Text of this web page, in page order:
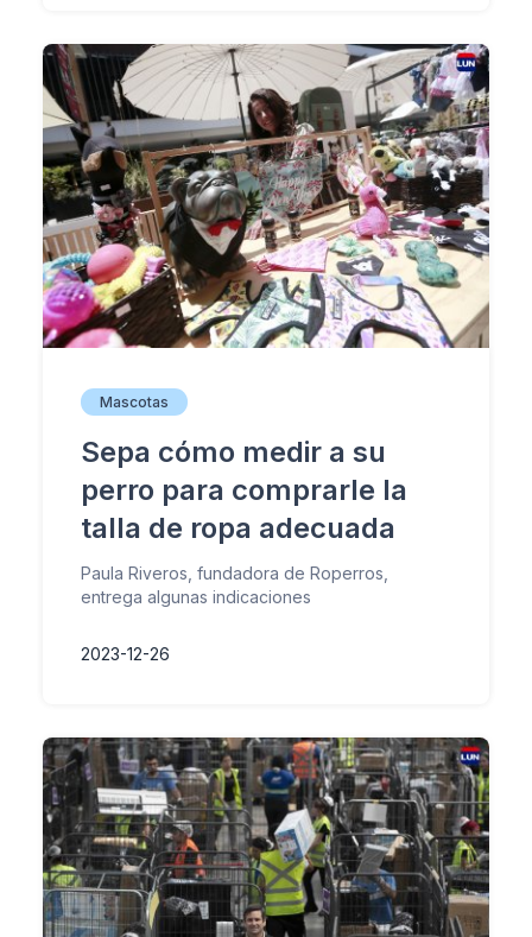
Mascotas
Sepa cómo medir a su
perro para comprarle la
talla de ropa adecuada
Paula Riveros, fundadora de Roperros,
entrega algunas indicaciones
2023-12-26